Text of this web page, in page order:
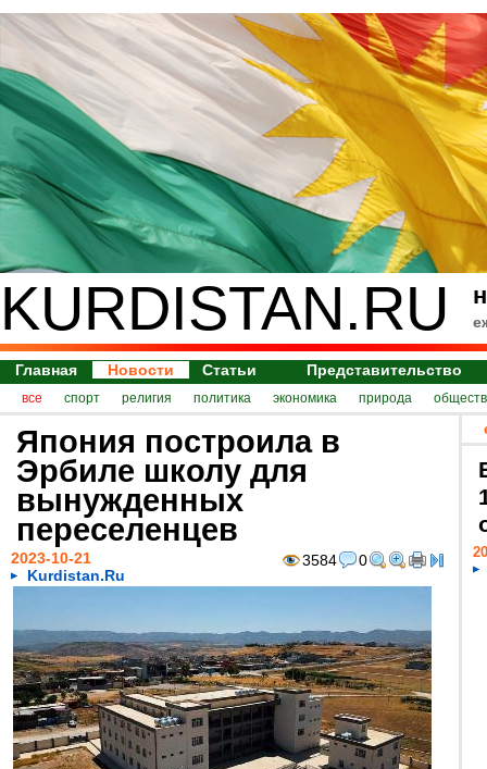
KURDISTAN.RU
Главная Новости Статьи Представительство
все спорт религия политика экономика природа
Япония построила в
Эрбиле школу для
вынужденных
переселенцев
3584 0
2023-10-21
Kurdistan.Ru